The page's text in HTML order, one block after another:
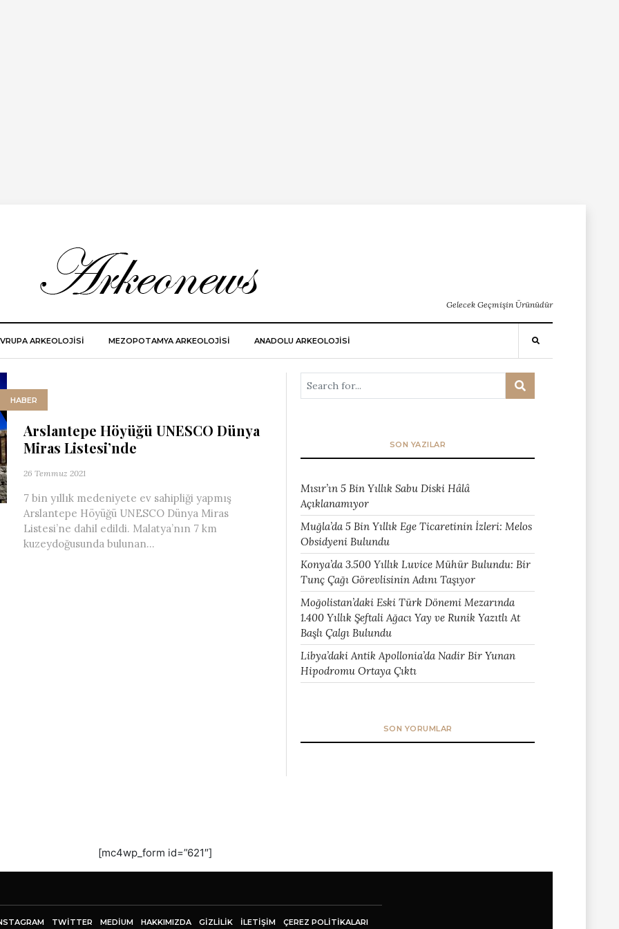
Gelecek Geçmişin Ürünüdür
ARKEOLOJISI MEZOPOTAMYA ARKEOLOJISI ANADOLU ARKEOLOJİSİ
HABER
Arslantepe Höyüğü UNESCO Dünya
Miras Listesi’nde
26 Temmuz 2021
7 bin yıllık medeniyete ev sahipliği yapmış
Arslantepe Höyüğü UNESCO Dünya Miras
Listesi’ne dahil edildi. Malatya’nın 7 km
kuzeydoğusunda bulunan...
SON YAZILAR
Mısır’ın 5 Bin Yıllık Sabu Diski Hâlâ
Açıklanamıyor
Muğla’da 5 Bin Yıllık Ege Ticaretinin İzleri: Melos
Obsidyeni Bulundu
Konya’da 3.500 Yıllık Luvice Mühür Bulundu: Bir
Tunç Çağı Görevlisinin Adını Taşıyor
Moğolistan’daki Eski Türk Dönemi Mezarında
1.400 Yıllık Şeftali Ağacı Yay ve Runik Yazıtlı At
Başlı Çalgı Bulundu
Libya’daki Antik Apollonia’da Nadir Bir Yunan
Hipodromu Ortaya Çıktı
SON YORUMLAR
[mc4wp_form id=”621″]
TWITTER MEDIUM HAKKIMIZDA GİZLİLİK İLETIŞIM ÇEREZ POLITIKALARI